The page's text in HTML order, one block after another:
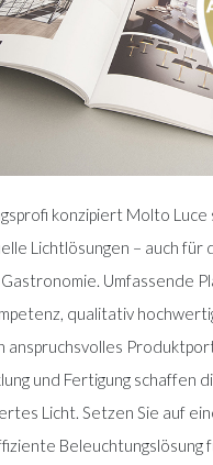
konzipiert Molto Luce
Lichtlösungen – auch für
Umfassende
qualitativ
anspruchsvolles
und Fertigung schaffen
Licht. Setzen Sie auf
Beleuchtungslösung